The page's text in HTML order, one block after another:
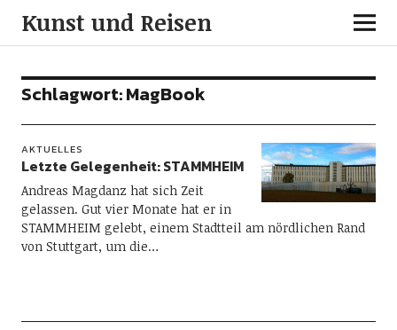
Kunst und Reisen
Schlagwort:MagBook
AKTUELLES
Letzte Gelegenheit: STAMMHEIM
Andreas Magdanz hat sich Zeit
gelassen. Gut vier Monate hat er in
STAMMHEIM gelebt, einem Stadtteil am nördlichen Rand
von Stuttgart, um die…